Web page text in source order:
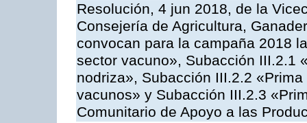
Resolución, 4 jun 2018, de la
Consejería de Agricultura,
convocan para la campaña 2018
sector vacuno», Subacción III.2.1
nodriza», Subacción III.2.2
vacunos» y Subacción III.2.3
Comunitario de Apoyo a las